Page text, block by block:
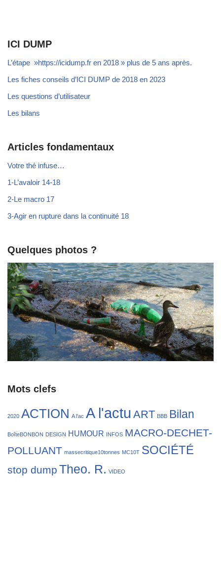
ICI DUMP
L’étape »https://icidump.fr en 2018 » plus de 5 ans après.
Les fiches conseils d’ICI DUMP de 2018 en 2023
Les questions d’utilisateur
Les bilans
Articles fondamentaux
Votre thé infuse…
1-L’avaloir 14-18
2-Le macro 17
3-Agir en rupture dans la continuité 18
Quelques photos ?
Mots clefs
2020 ACTION A l'ac A l'actu ART BBB Bilan
BoîteBONBON DESIGN HUMOUR INFOS MACRO-DECHET-
POLLUANT massecritique10tonnes MC10T SOCIÉTÉ
stop dump Theo. R. VIDEO